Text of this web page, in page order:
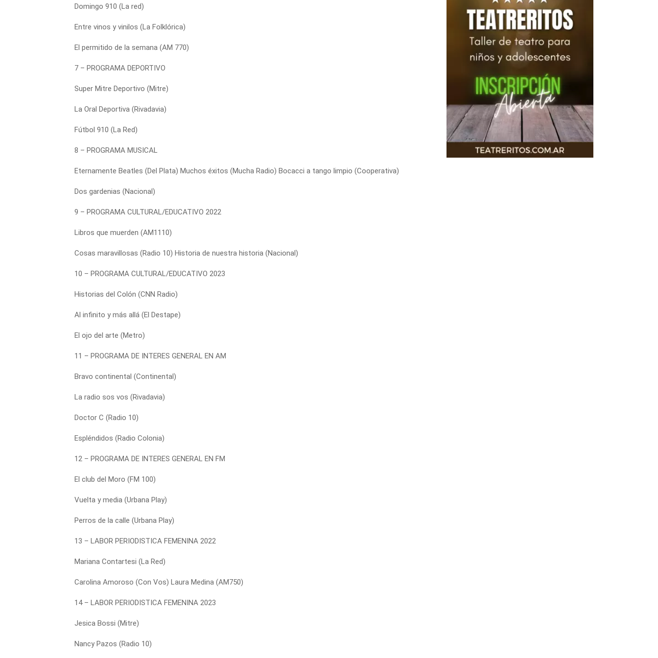
Domingo 910 (La red)
Entre vinos y vinilos (La Folklórica)
El permitido de la semana (AM 770)
7 – PROGRAMA DEPORTIVO
Super Mitre Deportivo (Mitre)
La Oral Deportiva (Rivadavia)
Fútbol 910 (La Red)
8 – PROGRAMA MUSICAL
Eternamente Beatles (Del Plata) Muchos éxitos (Mucha Radio) Bocacci a tango limpio (Cooperativa)
Dos gardenias (Nacional)
9 – PROGRAMA CULTURAL/EDUCATIVO 2022
Libros que muerden (AM1110)
Cosas maravillosas (Radio 10) Historia de nuestra historia (Nacional)
10 – PROGRAMA CULTURAL/EDUCATIVO 2023
Historias del Colón (CNN Radio)
Al infinito y más allá (El Destape)
El ojo del arte (Metro)
11 – PROGRAMA DE INTERES GENERAL EN AM
Bravo continental (Continental)
La radio sos vos (Rivadavia)
Doctor C (Radio 10)
Espléndidos (Radio Colonia)
12 – PROGRAMA DE INTERES GENERAL EN FM
El club del Moro (FM 100)
Vuelta y media (Urbana Play)
Perros de la calle (Urbana Play)
13 – LABOR PERIODISTICA FEMENINA 2022
Mariana Contartesi (La Red)
Carolina Amoroso (Con Vos) Laura Medina (AM750)
14 – LABOR PERIODISTICA FEMENINA 2023
Jesica Bossi (Mitre)
Nancy Pazos (Radio 10)